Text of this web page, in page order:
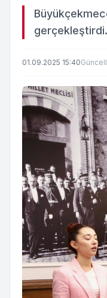
01.09.2025 15:40